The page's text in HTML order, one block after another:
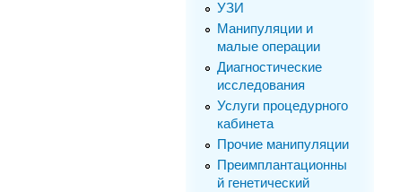
УЗИ
Манипуляции и
малые операции
Диагностические
исследования
Услуги процедурного
кабинета
Прочие манипуляции
Преимплантационны
й генетический